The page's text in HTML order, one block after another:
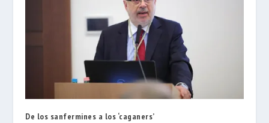
De los sanfermines a los ‘caganers’